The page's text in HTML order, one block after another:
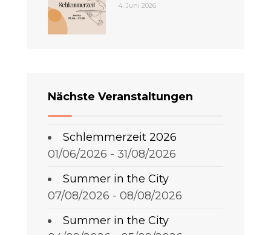
4. Juni 2026
Nächste Veranstaltungen
Schlemmerzeit 2026
01/06/2026 - 31/08/2026
Summer in the City
07/08/2026 - 08/08/2026
Summer in the City